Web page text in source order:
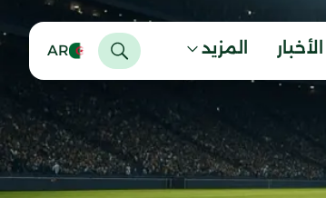
الأخبار المزيد AR